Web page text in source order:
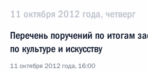
11 октября 2012 года, четверг
Перечень поручений по итогам
по культуре и искусству
11 октября 2012 года, 16:00